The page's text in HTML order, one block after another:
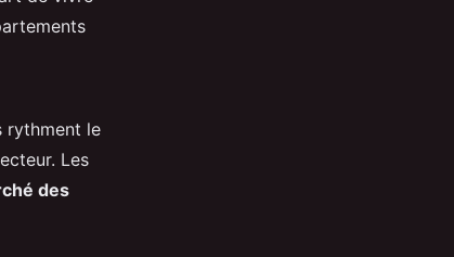
rythment le
Les
des